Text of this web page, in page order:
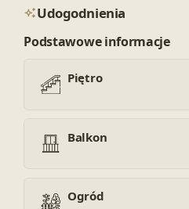
Udogodnienia
Podstawowe informacje
Piętro
Balkon
Ogród